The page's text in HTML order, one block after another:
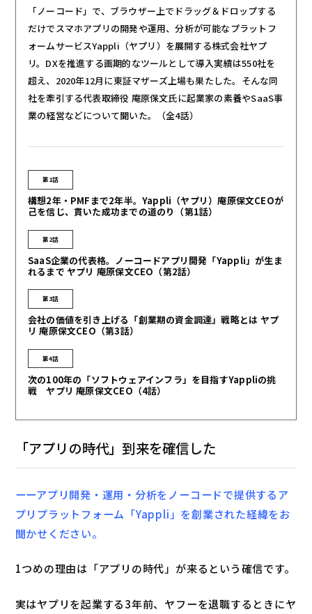
「ノーコード」で、ブラウザー上でドラッグ＆ドロップする
だけでスマホアプリの開発や運用、分析が可能なプラットフ
ォームサービスYappli（ヤプリ）を展開する株式会社ヤプ
リ。DXを推進する画期的なツールとして導入実績は550社を
超え、2020年12月に東証マザーズ上場も果たした。そんな同
社を牽引する代表取締役 庵原保文氏に起業家の素養やSaaS事
業の経営などについて聞いた。（全4話）
第1話
構想2年・PMFまで2年半。Yappli（ヤプリ）庵原保文CEOが
己を信じ、貫いた成功までの道のり（第1話）
第2話
SaaS企業の代表格。ノーコードアプリ開発「Yappli」が生ま
れるまで ヤプリ 庵原保文CEO（第2話）
第3話
会社の価値を引き上げる「創業期の資金調達」戦略とは ヤプ
リ 庵原保文CEO（第3話）
第4話
次の100年の「ソフトウェアインフラ」を目指すYappliの挑
戦 ヤプリ 庵原保文CEO（4話）
「アプリの時代」到来を確信した
ーーアプリ開発・運用・分析をノーコードで提供するア
プリプラットフォーム「Yappli」を創業された経緯をお
聞かせください。
1つめの理由は「アプリの時代」が来るという確信です。
実はヤプリを起業する3年前、ヤフーを退職するときにヤ